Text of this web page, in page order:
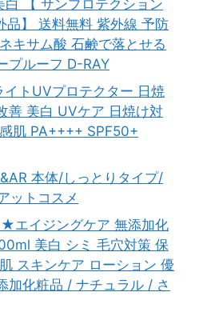
【 サンプロテクション
品】 送料無料 紫外線 予防
キサム酸 石鹸で落とせる
プルーフ D-RAY
トUVプロテクター 日焼
善 美白 UVケア 日焼け対
肌 PA++++ SPF50+
本体/しっとりタイプ/
ットコスメ
エイジングケア 無添加化
美白 シミ 毛穴対策 保
スキンケア ローション 優
加化粧品 / ナチュラル / さ